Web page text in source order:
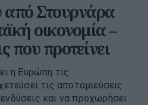
από Στουρνάρα
οικονομία –
που προτείνει
η Ευρώπη τις
τις αποταμιεύσεις
και να προχωρήσει